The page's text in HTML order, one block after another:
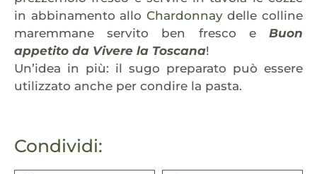
Condividi:
in abbinamento allo Chardonnaydelle colline
maremmane servito ben fresco e Buon
appetito da Vivere la Toscana!
Un’idea in più: il sugo preparato può essere
utilizzato anche per condire la pasta.